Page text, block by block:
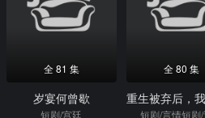
全 81 集
岁宴何曾歇
短剧/宫廷
全 80 集
短剧/言情短剧